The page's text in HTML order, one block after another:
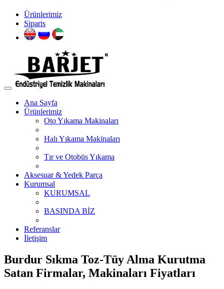
Ürünlerimiz
Siparis
Ana Sayfa
Ürünlerimiz
Oto Yıkama Makinaları
Halı Yıkama Makinaları
Tır ve Otobüs Yıkama
Aksesuar & Yedek Parça
Kurumsal
KURUMSAL
BASINDA BİZ
Referanslar
İletişim
Burdur Sıkma Toz-Tüy Alma Kurutma
Satan Firmalar, Makinaları Fiyatları